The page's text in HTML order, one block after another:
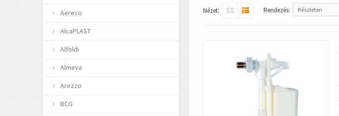
Aereco
AlcaPLAST
Alföldi
Almeva
Arezzo
BCG
Nézet: Rendezés: Készleten